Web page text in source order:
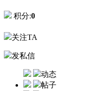
积分:0
关注TA
发私信
动态
帖子